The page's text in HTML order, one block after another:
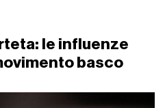
le influenze
basco